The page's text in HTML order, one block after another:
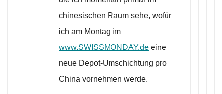
chinesischen Raum sehe, wofür
ich am Montag im
www.SWISSMONDAY.de eine
neue Depot-Umschichtung pro
China vornehmen werde.